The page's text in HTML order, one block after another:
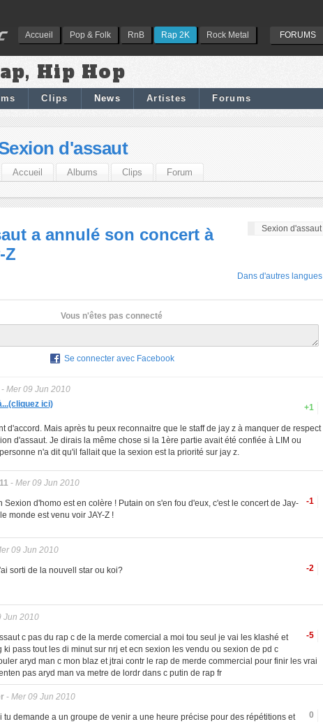
Accueil Pop & Folk RnB Rap 2K Rock Metal FORUMS
Hip Hop
Clips News Artistes Forums
d'assaut
Accueil Albums Clips Forum
Sexion d'assaut
a annulé son concert à
Z
Dans d'autres langues
Vous n'êtes pas connecté
Se connecter avec Facebook
- Mer 09 Jun 2010
+1
ici)
d'accord. Mais après tu peux reconnaitre que le staff de jay z à manquer de respect
d'assaut. Je dirais la même chose si la 1ère partie avait été confiée à LIM ou
n'a dit qu'il fallait que la sexion est la priorité sur jay z.
- Mer 09 Jun 2010
-1
Sexion d'homo est en colère ! Putain on s'en fou d'eux, c'est le concert de Jay-
monde est venu voir JAY-Z !
09 Jun 2010
-2
sorti de la nouvell star ou koi?
Jun 2010
-5
c pas du rap c de la merde comercial a moi tou seul je vai les klashé et
ki pass tout les di minut sur nrj et ecn sexion les vendu ou sexion de pd c
aryd man c mon blaz et jtrai contr le rap de merde commercial pour finir les vrai
pas aryd man va metre de lordr dans c putin de rap fr
- Mer 09 Jun 2010
0
tu demande a un groupe de venir a une heure précise pour des répétitions et